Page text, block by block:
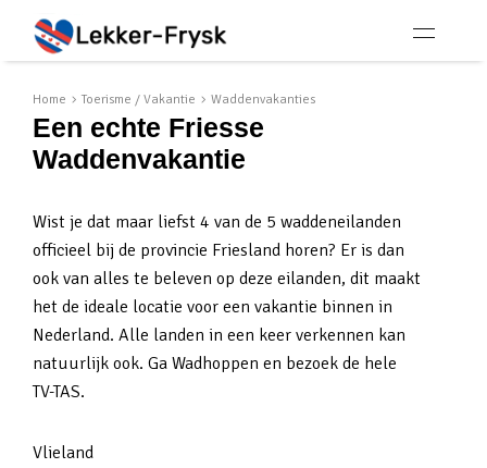
Home Toerisme / Vakantie Waddenvakanties
Een echte Friesse
Waddenvakantie
Wist je dat maar liefst 4 van de 5 waddeneilanden
officieel bij de provincie Friesland horen? Er is dan
ook van alles te beleven op deze eilanden, dit maakt
het de ideale locatie voor een vakantie binnen in
Nederland. Alle landen in een keer verkennen kan
natuurlijk ook. Ga Wadhoppen en bezoek de hele
TV-TAS.
Vlieland